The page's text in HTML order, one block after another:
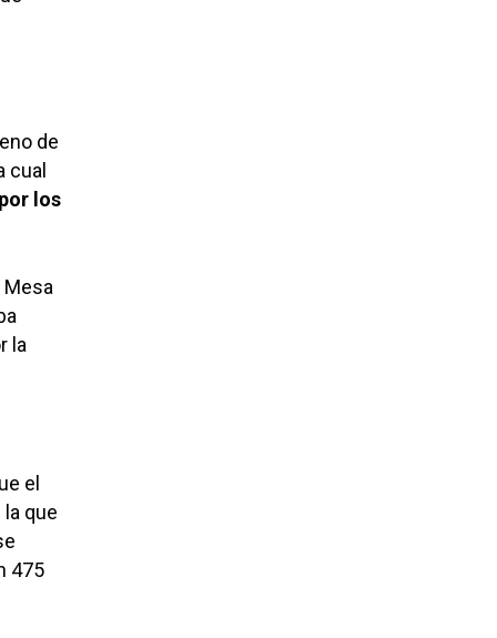
de
cual
los
Mesa
la
el
que
475